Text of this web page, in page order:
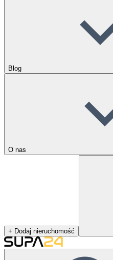
Blog
O nas
+ Dodaj nieruchomość